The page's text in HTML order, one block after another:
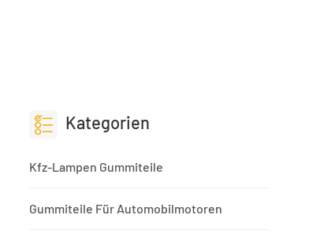
Kategorien
Kfz-Lampen Gummiteile
Gummiteile Für Automobilmotoren